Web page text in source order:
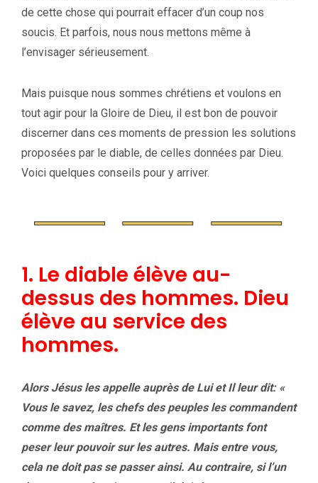
de cette chose qui pourrait effacer d’un coup nos
soucis. Et parfois, nous nous mettons même à
l’envisager sérieusement.
Mais puisque nous sommes chrétiens et voulons en
tout agir pour la Gloire de Dieu, il est bon de pouvoir
discerner dans ces moments de pression les solutions
proposées par le diable, de celles données par Dieu.
Voici quelques conseils pour y arriver.
1. Le diable élève au-
dessus des hommes. Dieu
élève au service des
hommes.
Alors Jésus les appelle auprès de Lui et Il leur dit: «
Vous le savez, les chefs des peuples les commandent
comme des maîtres. Et les gens importants font
peser leur pouvoir sur les autres. Mais entre vous,
cela ne doit pas se passer ainsi. Au contraire, si l’un